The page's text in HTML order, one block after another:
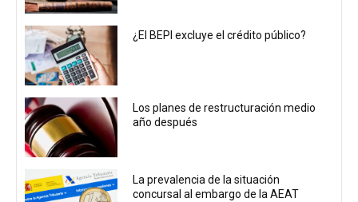
¿El BEPI excluye el crédito público?
Los planes de restructuración medio
año después
La prevalencia de la situación
concursal al embargo de la AEAT